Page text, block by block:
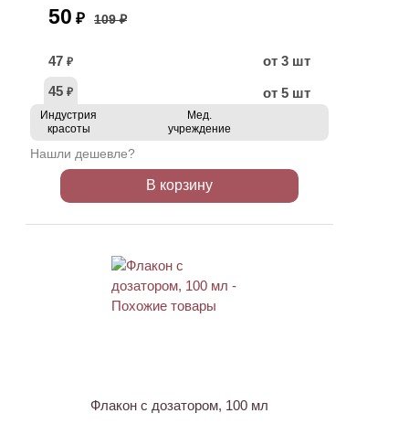
50 ₽ 109 ₽
47 ₽
от 3 шт
45 ₽ от 5 шт
Индустрия
красоты
Мед.
учреждение
Нашли дешевле?
В корзину
Флакон с дозатором, 100 мл